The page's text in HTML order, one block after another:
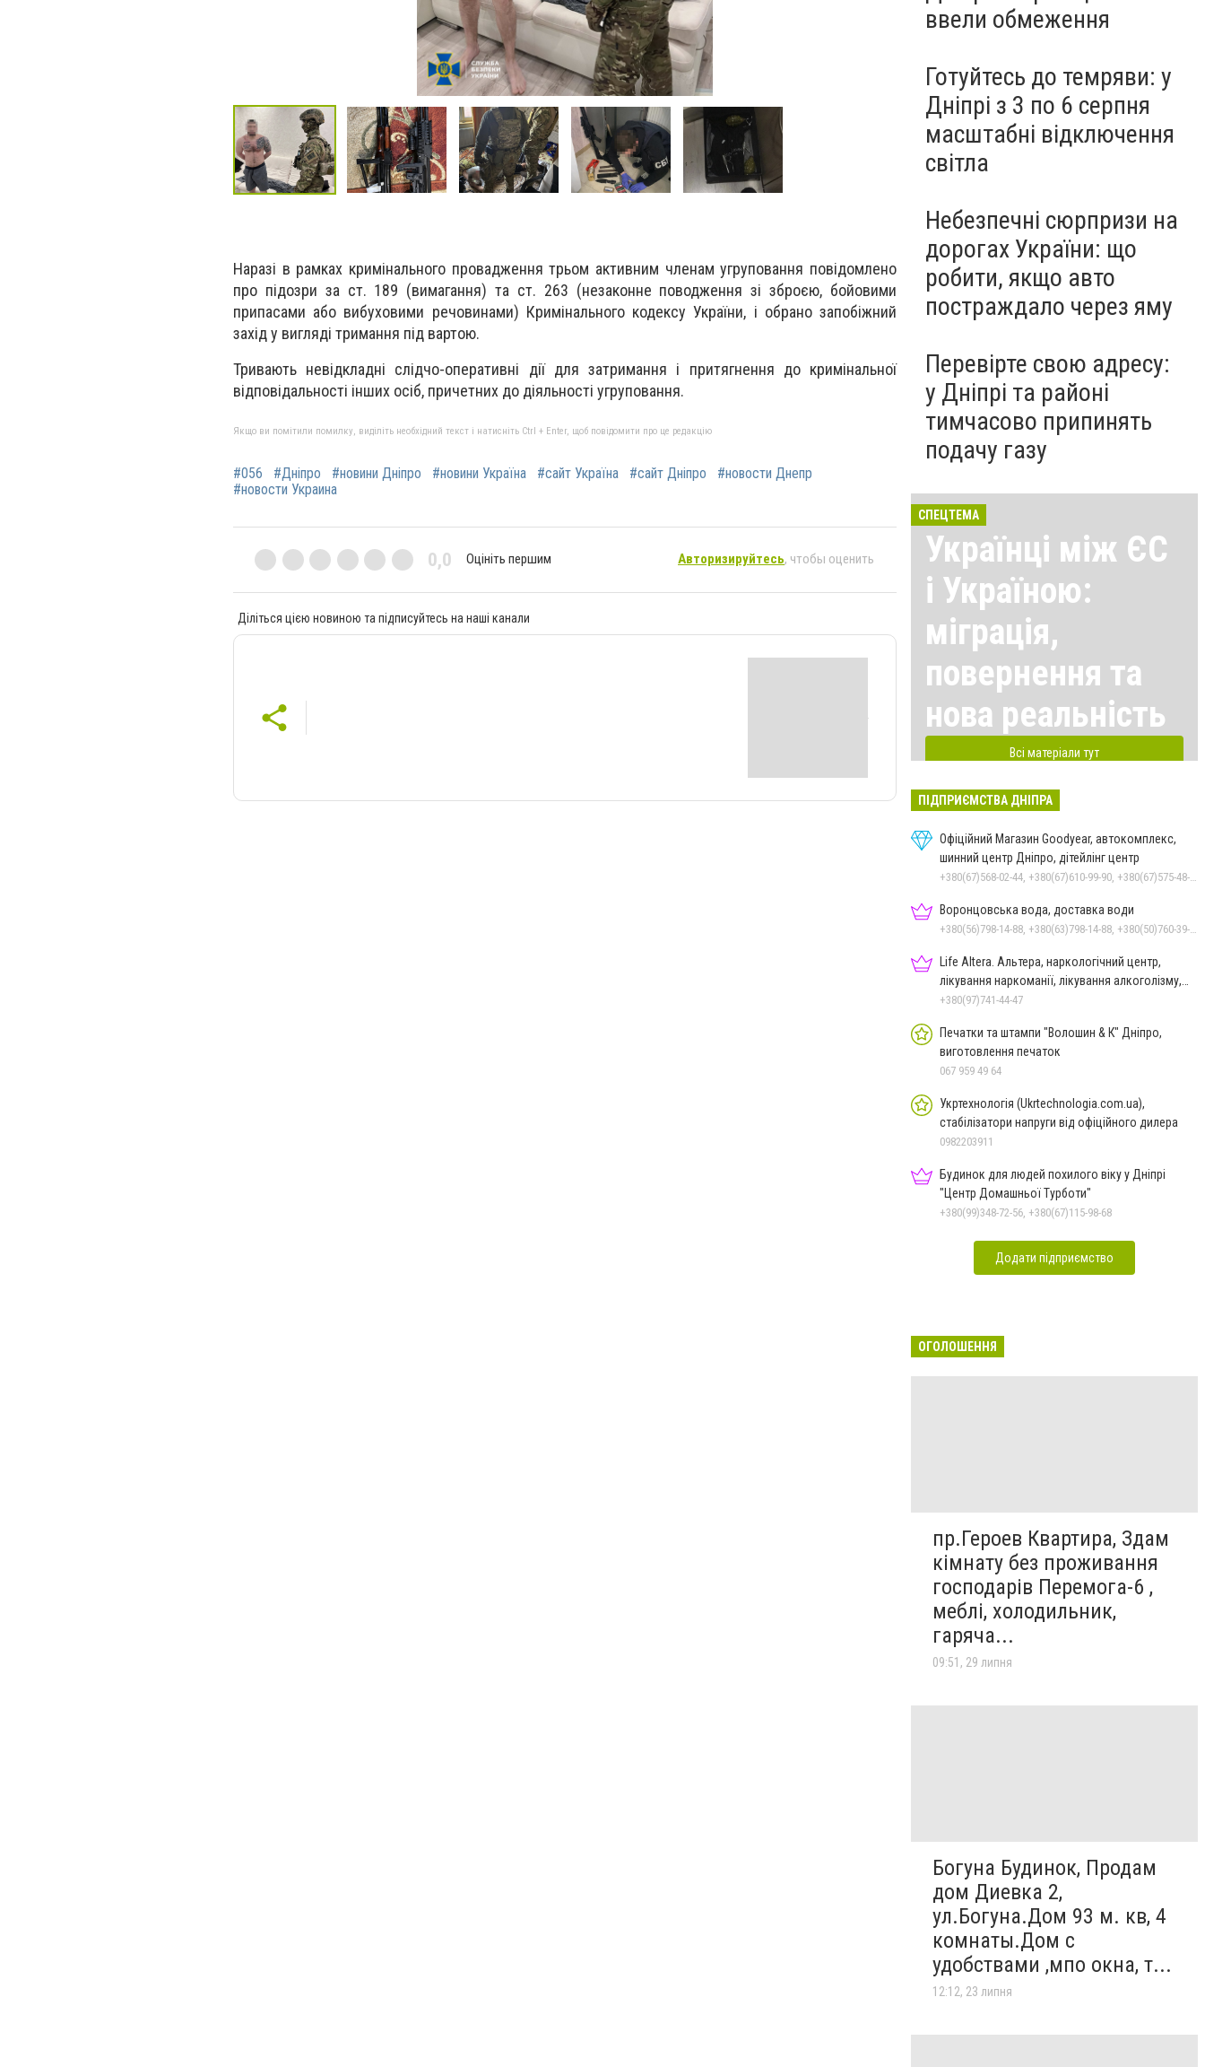
Наразі в рамках кримінального провадження трьом активним членам угруповання повідомлено
про підозри за ст. 189 (вимагання) та ст. 263 (незаконне поводження зі зброєю, бойовими
припасами або вибуховими речовинами) Кримінального кодексу України, і обрано запобіжний
захід у вигляді тримання під вартою.
Тривають невідкладні слідчо-оперативні дії для затримання і притягнення до кримінальної
відповідальності інших осіб, причетних до діяльності угруповання.
Якщо ви помітили помилку, виділіть необхідний текст і натисніть Ctrl + Enter, щоб повідомити про це редакцію
#056 #Дніпро #новини Дніпро #новини Україна #сайт Україна #сайт Дніпро
#новости Днепр
#новости Украина
0,0 Оцініть першим Авторизируйтесь, чтобы оценить
Діліться цією новиною та підписуйтесь на наші канали
ввели обмеження
Готуйтесь до темряви: у
Дніпрі з 3 по 6 серпня
масштабні відключення
світла
Небезпечні сюрпризи на
дорогах України: що
робити, якщо авто
постраждало через яму
Перевірте свою адресу:
у Дніпрі та районі
тимчасово припинять
подачу газу
СПЕЦТЕМА
Українці між ЄС
і Україною:
міграція,
повернення та
нова реальність
Всі матеріали тут
ПІДПРИЄМСТВА ДНІПРА
Офіційний Магазин Goodyear, автокомплекс,
шинний центр Дніпро, дітейлінг центр
Воронцовська вода, доставка води
Life Altera. Альтера, наркологічний центр,
лікування наркоманії, лікування алкоголізму,
зняття ломки
+380(97)741-44-47
Печатки та штампи "Волошин & К" Дніпро,
виготовлення печаток
067 959 49 64
Укртехнологія (Ukrtechnologia.com.ua),
стабілізатори напруги від офіційного дилера
0982203911
Будинок для людей похилого віку у Дніпрі
"Центр Домашньої Турботи"
+380(99)348-72-56, +380(67)115-98-68
Додати підприємство
ОГОЛОШЕННЯ
пр.Героев Квартира, Здам
кімнату без проживання
господарів Перемога-6 ,
меблі, холодильник,
гаряча...
09:51, 29 липня
Богуна Будинок, Продам
дом Диевка 2,
ул.Богуна.Дом 93 м. кв, 4
комнаты.Дом с
удобствами ,мпо окна, т...
12:12, 23 липня